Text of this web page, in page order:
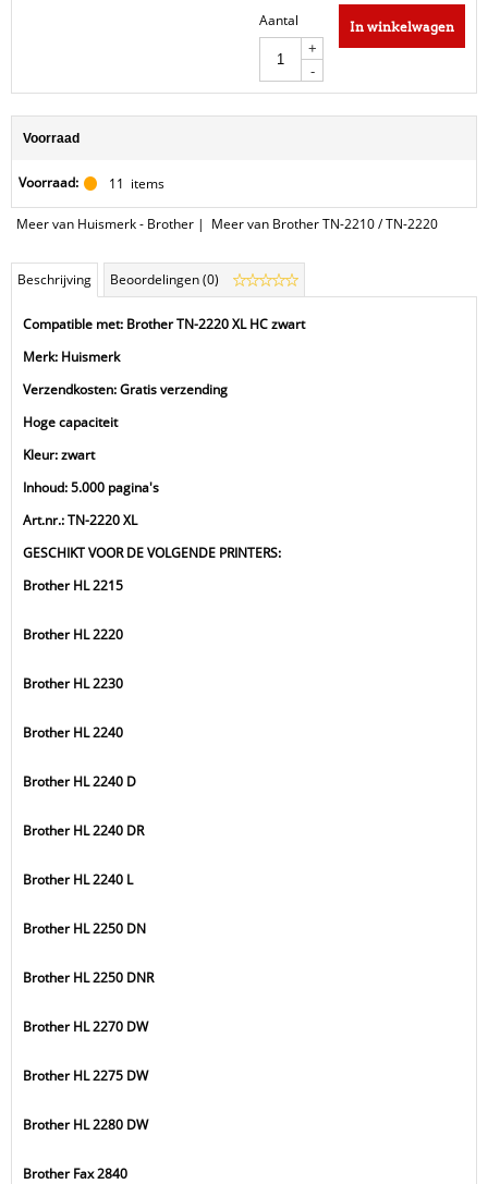
Aantal
+
-
In winkelwagen
Voorraad
Voorraad: 11 items
Meer van Huismerk - Brother | Meer van Brother TN-2210 / TN-2220
Beschrijving Beoordelingen (0)
Compatible met: Brother TN-2220 XL HC zwart
Merk: Huismerk
Verzendkosten: Gratis verzending
Hoge capaciteit
Kleur: zwart
Inhoud: 5.000 pagina's
Art.nr.: TN-2220 XL
GESCHIKT VOOR DE VOLGENDE PRINTERS:
Brother HL 2215
Brother HL 2220
Brother HL 2230
Brother HL 2240
Brother HL 2240 D
Brother HL 2240 DR
Brother HL 2240 L
Brother HL 2250 DN
Brother HL 2250 DNR
Brother HL 2270 DW
Brother HL 2275 DW
Brother HL 2280 DW
Brother Fax 2840